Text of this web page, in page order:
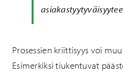
Prosessien kriittisyys voi
Esimerkiksi tiukentuvat